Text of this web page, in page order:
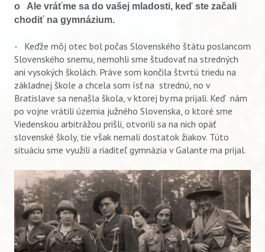
o Ale vráťme sa do vašej mladosti, keď ste začali
chodiť na gymnázium.
- Keďže môj otec bol počas Slovenského štátu poslancom
Slovenského snemu, nemohli sme študovať na stredných
ani vysokých školách. Práve som končila štvrtú triedu na
základnej škole a chcela som ísť na strednú, no v
Bratislave sa nenašla škola, v ktorej by ma prijali. Keď nám
po vojne vrátili územia južného Slovenska, o ktoré sme
Viedenskou arbitrážou prišli, otvorili sa na nich opäť
slovenské školy, tie však nemali dostatok žiakov. Túto
situáciu sme využili a riaditeľ gymnázia v Galante ma prijal.